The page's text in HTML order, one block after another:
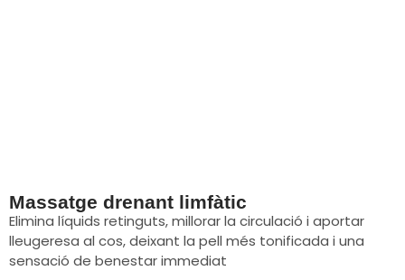
Massatge drenant limfàtic
Elimina líquids retinguts, millorar la circulació i aportar
lleugeresa al cos, deixant la pell més tonificada i una
sensació de benestar immediat